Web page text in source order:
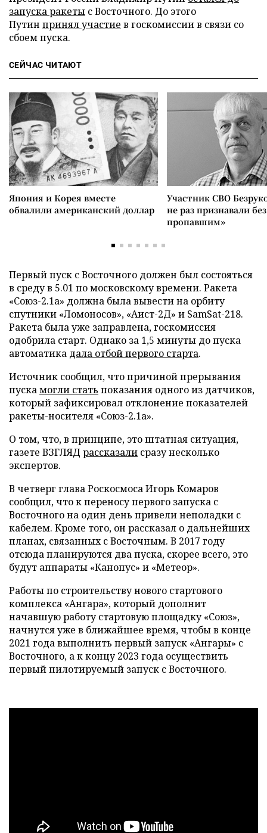
запуска ракеты с Восточного. До этого
Путин принял участие в госкомиссии в связи со
сбоем пуска.
СЕЙЧАС ЧИТАЮТ
Япония и Корея вместе
обвалили американский доллар
Участник СВО
не раз признавали
пропавшим»
Первый пуск с Восточного должен был состояться
в среду в 5.01 по московскому времени. Ракета
«Союз-2.1а» должна была вывести на орбиту
спутники «Ломоносов», «Аист-2Д» и SamSat-218.
Ракета была уже заправлена, госкомиссия
одобрила старт. Однако за 1,5 минуты до пуска
автоматика дала отбой первого старта.
Источник сообщил, что причиной прерывания
пускамогли стать показания одного из датчиков,
который зафиксировал отклонение показателей
ракеты-носителя «Союз-2.1а».
О том, что, в принципе, это штатная ситуация,
газете ВЗГЛЯД рассказали сразу несколько
экспертов.
В четверг глава Роскосмоса Игорь Комаров
сообщил, что к переносу первого запуска с
Восточного на один день привели неполадки с
кабелем. Кроме того, он рассказал о дальнейших
планах, связанных с Восточным. В 2017 году
отсюда планируются два пуска, скорее всего, это
будут аппараты «Канопус» и «Метеор».
Работы по строительству нового стартового
комплекса «Ангара», который дополнит
начавшую работу стартовую площадку «Союз»,
начнутся уже в ближайшее время, чтобы в конце
2021 года выполнить первый запуск «Ангары» с
Восточного, а к концу 2023 года осуществить
первый пилотируемый запуск с Восточного.